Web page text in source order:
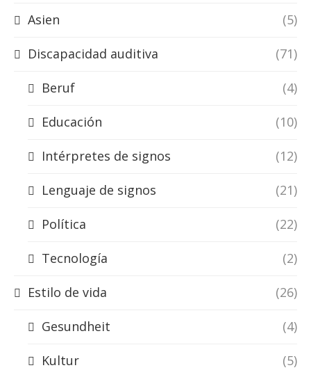
Asien (5)
Discapacidad auditiva (71)
Beruf (4)
Educación (10)
Intérpretes de signos (12)
Lenguaje de signos (21)
Política (22)
Tecnología (2)
Estilo de vida (26)
Gesundheit (4)
Kultur (5)